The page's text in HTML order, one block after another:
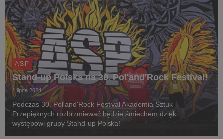
ASP
Stand-up Polska na 30. Pol'and'Rock Festival!
1 lipca 2024
Podczas 30. Pol'and'Rock Festival Akademia Sztuk
Przepięknych rozbrzmiewać będzie śmiechem dzięki
występowi grupy Stand-up Polska!